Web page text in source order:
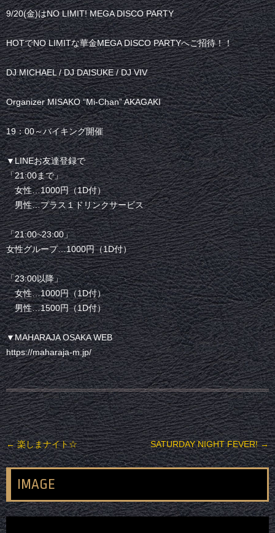
9/20(金)はNO LIMIT! MEGA DISCO PARTY
HOTでNO LIMITな華金MEGA DISCO PARTYへご招待！！
DJ MICHAEL / DJ DAISUKE / DJ VIV
Organizer MISAKO “Mi-Chan” AKAGAKI
19：00～バイキング開催
▼LINEお友達登録で
「21:00まで」
女性…1000円（1D付）
男性…プラス１ドリンクサービス
「21:00~23:00」
女性グループ…1000円（1D付）
「23:00以降」
女性…1000円（1D付）
男性…1500円（1D付）
▼MAHARAJA OSAKA WEB
https://maharaja-m.jp/
投稿ナビゲーション
←楽しまナイト☆ SATURDAY NIGHT FEVER!→
IMAGE